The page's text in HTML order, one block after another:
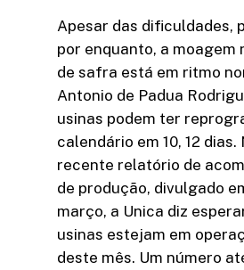
Apesar das dificuldades,
por enquanto, a moagem
de safra está em ritmo
Antonio de Padua
usinas podem ter
calendário em 10, 12 dias.
recente relatório de
de produção, divulgado
março, a Unica diz
usinas estejam em
deste mês. Um número